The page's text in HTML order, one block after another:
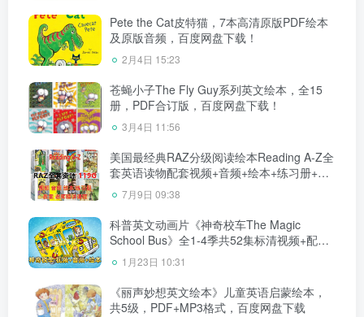
Pete the Cat皮特猫，7本高清原版PDF绘本
及原版音频，百度网盘下载！
2月4日 15:23
苍蝇小子The Fly Guy系列英文绘本，全15
册，PDF合订版，百度网盘下载！
3月4日 11:56
美国最经典RAZ分级阅读绘本Reading A-Z全
套英语读物配套视频+音频+绘本+练习册+教
案+老师中文RAZ课程全套共119GB，百度网
盘下载！
7月9日 09:38
科普英文动画片《神奇校车The Magic
School Bus》全1-4季共52集标清视频+配套
音频+PDF绘本，百度网盘下载！
1月23日 10:31
《丽声妙想英文绘本》儿童英语启蒙绘本，
共5级，PDF+MP3格式，百度网盘下载